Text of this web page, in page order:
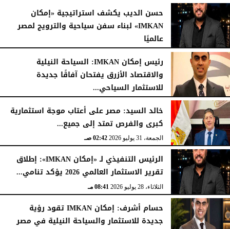
الأربعاء، 5 أغسطس 2026
حسن الديب يكشف استراتيجية «إمكان
IMKAN» لبناء سفن سياحية والترويج لمصر
عالميًا
الإثنين، 3 أغسطس 2026
رئيس إمكان IMKAN: السياحة النيلية
والاقتصاد الأزرق يفتحان آفاقًا جديدة
للاستثمار السياحي...
الأحد، 2 أغسطس 2026 01:37 مـ
خالد السيد: مصر على أعتاب موجة استثمارية
كبرى والفرص تمتد إلى جميع...
الجمعة، 31 يوليو 2026 02:42 صـ
الرئيس التنفيذي لـ «إمكان IMKAN»: إطلاق
تقرير الاستثمار العالمي 2026 يؤكد تنامي...
الثلاثاء، 28 يوليو 2026 08:41 مـ
حسام أشرف: إمكان IMKAN تقود رؤية
جديدة للاستثمار والسياحة النيلية في مصر